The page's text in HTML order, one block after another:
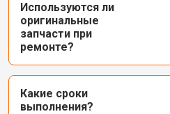
Используются ли
оригинальные
запчасти при
ремонте?
Какие сроки
выполнения?